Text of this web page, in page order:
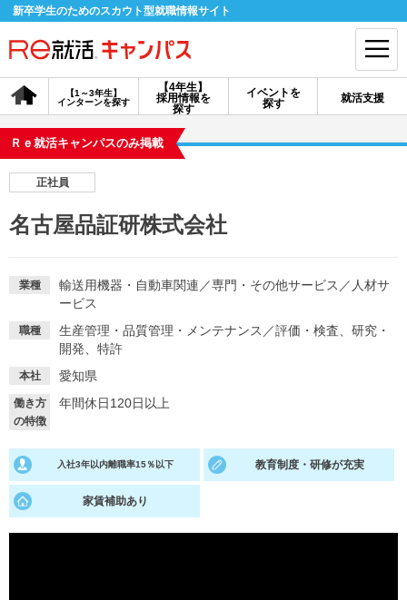
新卒学生のためのスカウト型就職情報サイト
【4年生】
採用情報を
探す
【1～3年生】
インターンを探す
イベントを
探す
就活支援
会員登録 ログイン
探す
イベントを探す スカウト お知らせ
就活ノウハウが満載！ お役立ち記事・相談室など
適職診断
あなたに合う仕事を診断！ 動画で対策講座をチェック
Ｒｅ就活キャンパスのみ掲載
正社員
名古屋品証研株式会社
業種 輸送用機器・自動車関連 ／専門・その他サービス ／ 人材サ
ービス
職種 生産管理・品質管理・メンテナンス ／評価・検査、研究・
開発、特許
本社 愛知県
働き方
の特徴
年間休日120日以上
入社3年以内離職率15％以下 教育制度・研修が充実
家賃補助あり